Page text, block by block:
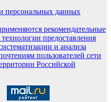
персональных данных
рекомендательные
предоставления
и анализа
пользователей сети
Российской